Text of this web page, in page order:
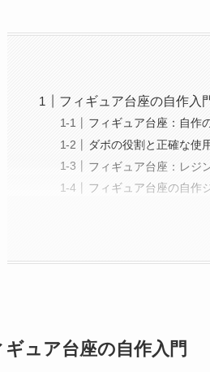
フィギュア台座の自作入
フィギュア台座：自作
ダボの役割と正確な使
フィギュア台座：レジ
フィギュア台座の自作
ギュア台座の自作入門